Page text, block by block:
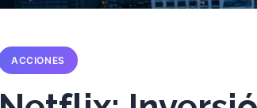
ACCIONES